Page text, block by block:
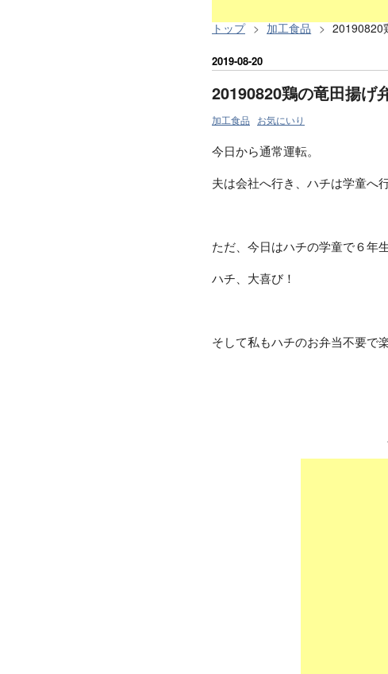
トップ > 加工食品 > 20190820
2019-08-20
20190820鶏の竜田揚げ
加工食品 お気にいり
今日から通常運転。
夫は会社へ行き、ハチは学童へ
ただ、今日はハチの学童で６年
ハチ、大喜び！
そして私もハチのお弁当不要で